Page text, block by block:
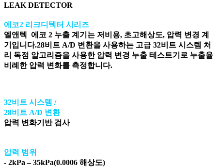
LEAK DETECTOR
에코2 리크디텍터 시리즈
엘앤텍 에코 2 누출 계기는 저비용, 초고해상도, 압력 변경 계
기입니다.28비트 A/D 변환을 사용하는 고급 32비트 시스템 처
리 독점 알고리즘을 사용한 압력 변경 누출 테스트기로 누출율
비례한 압력 변화를 측정합니다.
32비트 시스템 /
28비트 A/D 변환
압력 변화기반 검사
압력 범위
- 2kPa – 35kPa(0.0006 해상도)